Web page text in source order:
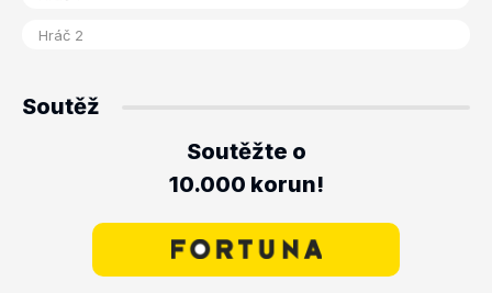
Soutěž
Soutěžte o
10.000 korun!